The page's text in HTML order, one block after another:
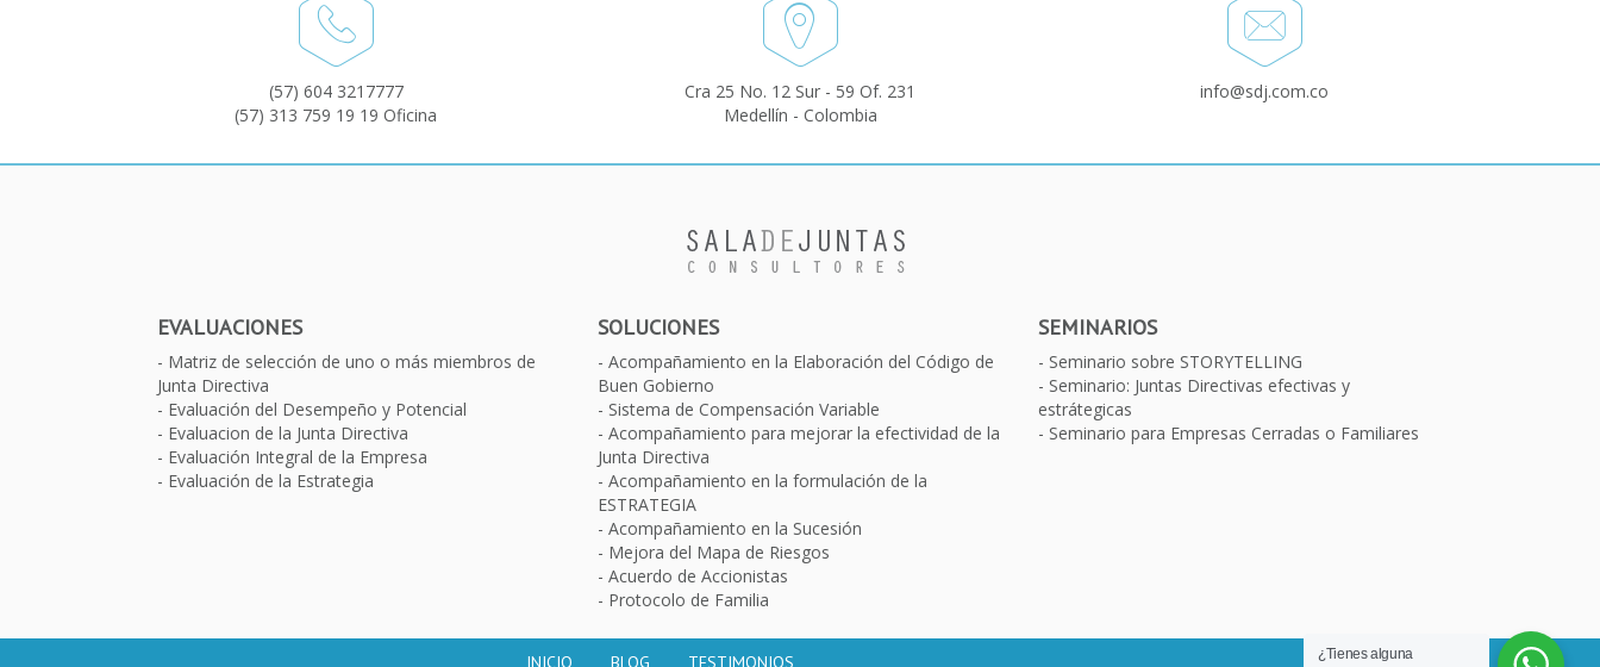
(57) 604 3217777
(57) 313 759 19 19 Oficina
Cra 25 No. 12 Sur - 59 Of. 231
Medellín - Colombia
info@sdj.com.co
EVALUACIONES
Matriz de selección de uno o más miembros de
Junta Directiva
Evaluación del Desempeño y Potencial
Evaluacion de la Junta Directiva
Evaluación Integral de la Empresa
Evaluación de la Estrategia
SOLUCIONES
Acompañamiento en la Elaboración del Código de
Buen Gobierno
Sistema de Compensación Variable
Acompañamiento para mejorar la efectividad de la
Junta Directiva
Acompañamiento en la formulación de la
ESTRATEGIA
Acompañamiento en la Sucesión
Mejora del Mapa de Riesgos
Acuerdo de Accionistas
Protocolo de Familia
SEMINARIOS
Seminario sobre STORYTELLING
Seminario: Juntas Directivas efectivas y
estrátegicas
Seminario para Empresas Cerradas o Familiares
INICIO BLOG TESTIMONIOS ¿Tienes alguna